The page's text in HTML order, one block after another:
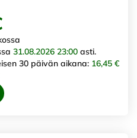
31.08.2026 23:00 asti.
30 päivän aikana: 16,45 €